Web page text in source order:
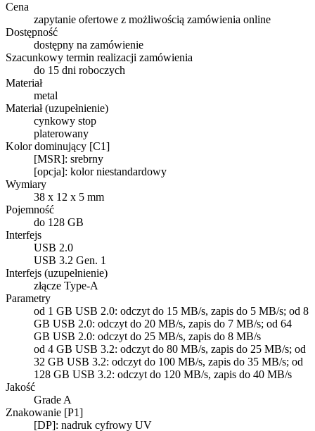
Cena
zapytanie ofertowe z możliwością zamówienia online
Dostępność
dostępny na zamówienie
Szacunkowy termin realizacji zamówienia
do 15 dni roboczych
Materiał
metal
Materiał (uzupełnienie)
cynkowy stop
platerowany
Kolor dominujący [C1]
[MSR]: srebrny
[opcja]: kolor niestandardowy
Wymiary
38 x 12 x 5 mm
Pojemność
do 128 GB
Interfejs
USB 2.0
USB 3.2 Gen. 1
Interfejs (uzupełnienie)
złącze Type-A
Parametry
od 1 GB USB 2.0: odczyt do 15 MB/s, zapis do 5 MB/s; od 8
GB USB 2.0: odczyt do 20 MB/s, zapis do 7 MB/s; od 64
GB USB 2.0: odczyt do 25 MB/s, zapis do 8 MB/s
od 4 GB USB 3.2: odczyt do 80 MB/s, zapis do 25 MB/s; od
32 GB USB 3.2: odczyt do 100 MB/s, zapis do 35 MB/s; od
128 GB USB 3.2: odczyt do 120 MB/s, zapis do 40 MB/s
Jakość
Grade A
Znakowanie [P1]
[DP]: nadruk cyfrowy UV